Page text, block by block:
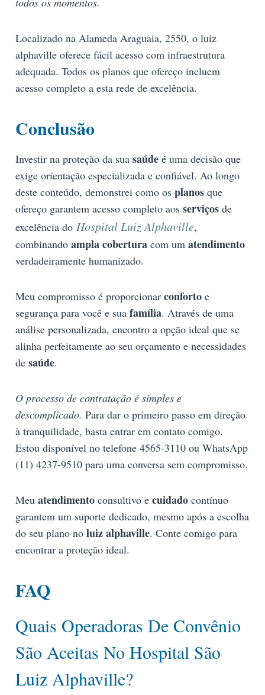
Localizado na Alameda Araguaia, 2550, o luiz
alphaville oferece fácil acesso com infraestrutura
adequada. Todos os planos que ofereço incluem
acesso completo a esta rede de excelência.
Conclusão
Investir na proteção da sua saúde é uma decisão que
exige orientação especializada e confiável. Ao longo
deste conteúdo, demonstrei como os planos que
ofereço garantem acesso completo aos serviços de
excelência do Hospital Luiz Alphaville,
combinando ampla cobertura com um atendimento
verdadeiramente humanizado.
Meu compromisso é proporcionar conforto e
segurança para você e sua família. Através de uma
análise personalizada, encontro a opção ideal que se
alinha perfeitamente ao seu orçamento e necessidades
de saúde.
O processo de contratação é simples e
descomplicado. Para dar o primeiro passo em direção
à tranquilidade, basta entrar em contato comigo.
Estou disponível no telefone 4565-3110 ou WhatsApp
(11) 4237-9510 para uma conversa sem compromisso.
Meu atendimento consultivo e cuidado contínuo
garantem um suporte dedicado, mesmo após a escolha
do seu plano no luiz alphaville. Conte comigo para
encontrar a proteção ideal.
FAQ
Quais Operadoras De Convênio
São Aceitas No Hospital São
Luiz Alphaville?